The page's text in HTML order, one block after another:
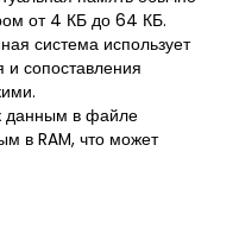
от 4 КБ до 64 КБ.
система использует
и сопоставления
данным в файле
в RAM, что может